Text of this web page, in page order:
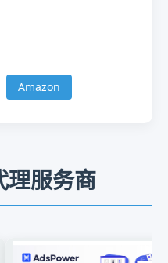
Amazon
理服务商